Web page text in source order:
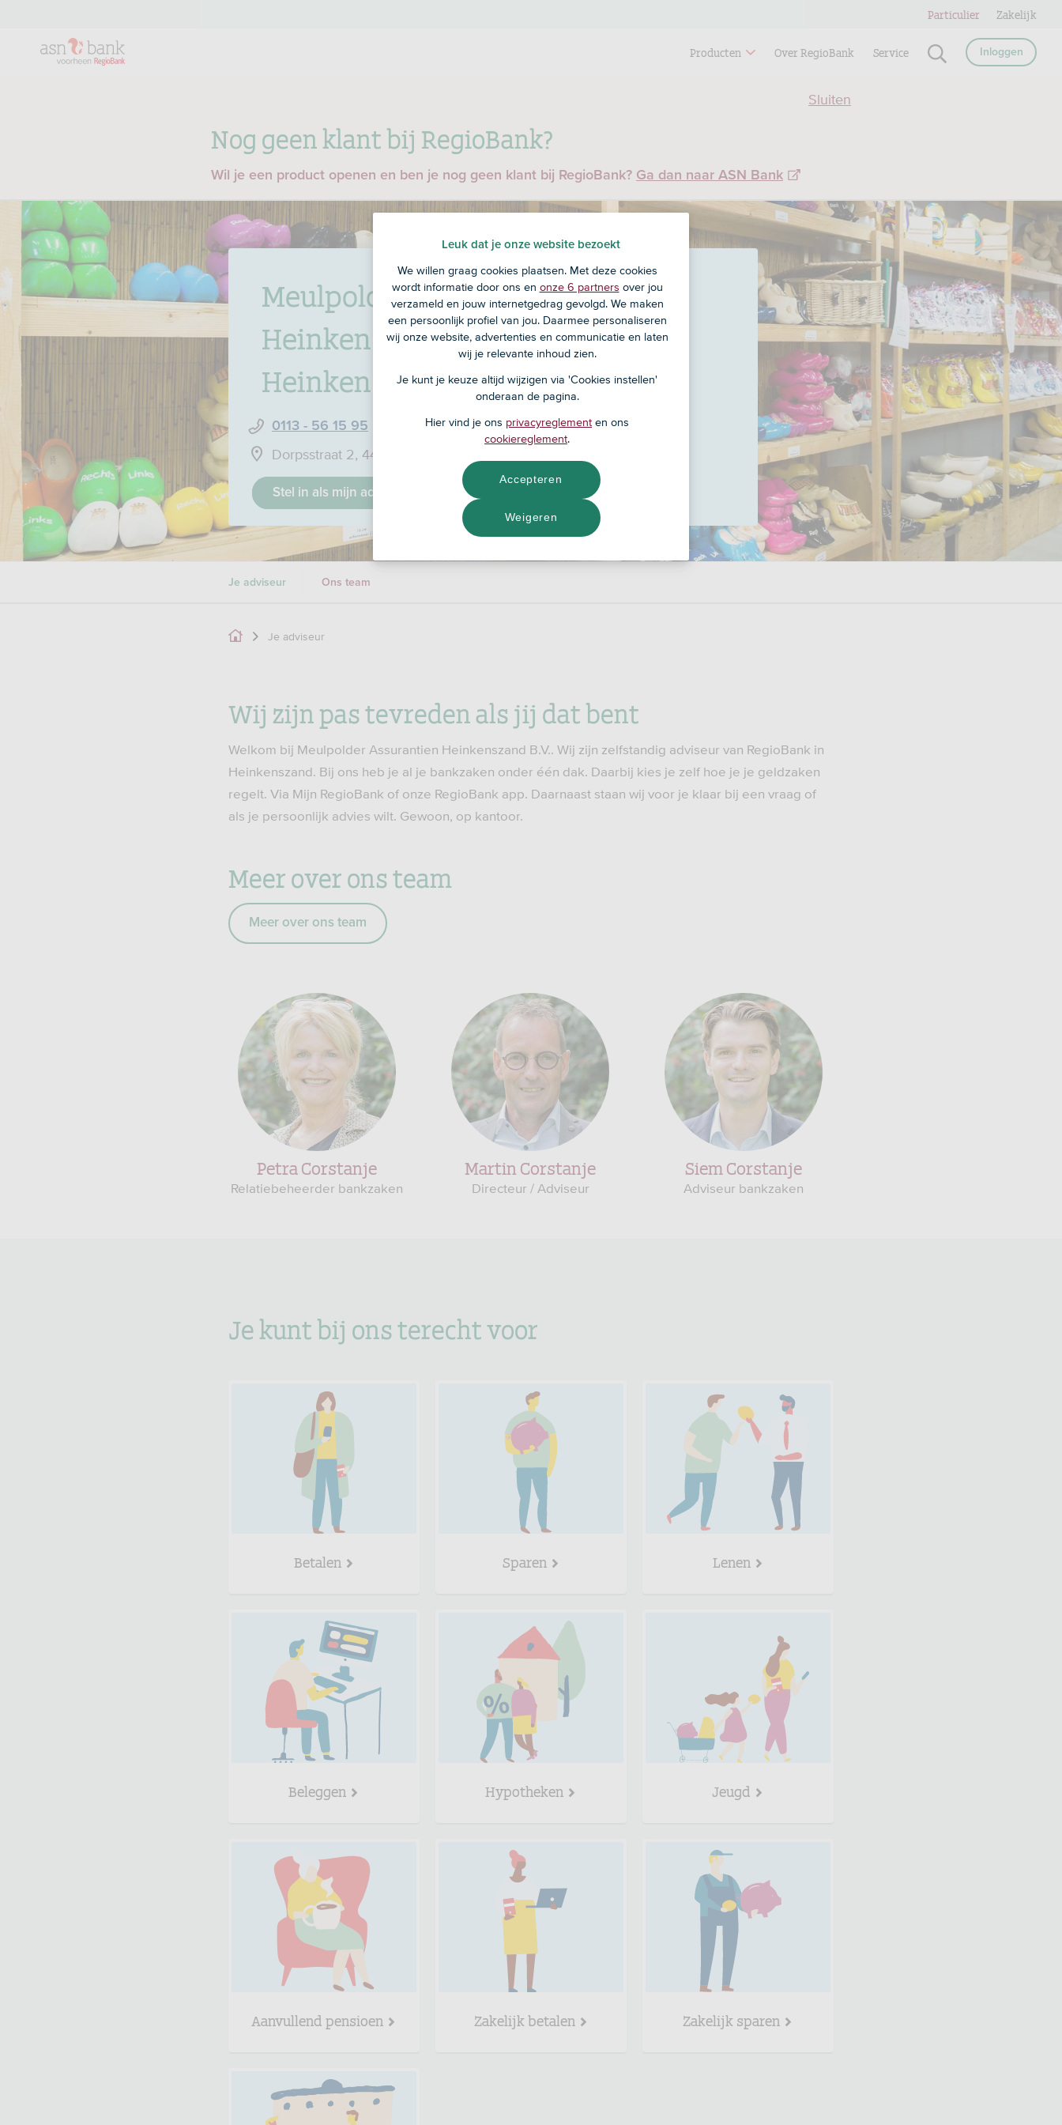
Nog geen klant bij RegioBank?
Wil je een product openen en ben je nog geen klant bij RegioBank? Ga dan naar ASN Bank
Sluiten
Producten Over RegioBank Service Inloggen
Particulier Zakelijk
Meulpolder Assurantien
Heinkenszand B.V.in
Heinkenszand
0113 - 56 15 95
Dorpsstraat 2, 4451 BC
Stel in als mijn adviseur
Je adviseur Ons team
Je adviseur
Wij zijn pas tevreden als jij dat bent
Welkom bij Meulpolder Assurantien Heinkenszand B.V.. Wij zijn zelfstandig adviseur van RegioBank in
Heinkenszand. Bij ons heb je al je bankzaken onder één dak. Daarbij kies je zelf hoe je je geldzaken
regelt. Via Mijn RegioBank of onze RegioBank app. Daarnaast staan wij voor je klaar bij een vraag of
als je persoonlijk advies wilt. Gewoon, op kantoor.
Meer over ons team
Meer over ons team
Petra Corstanje
Relatiebeheerder bankzaken
Martin Corstanje
Directeur / Adviseur
Siem Corstanje
Adviseur bankzaken
Je kunt bij ons terecht voor
Betalen Sparen Lenen
Beleggen Hypotheken Jeugd
Aanvullend pensioen Zakelijk betalen Zakelijk sparen
Leuk dat je onze website bezoekt
We willen graag cookies plaatsen. Met deze cookies
wordt informatie door ons en onze 6 partners over jou
verzameld en jouw internetgedrag gevolgd. We maken
een persoonlijk profiel van jou. Daarmee personaliseren
wij onze website, advertenties en communicatie en laten
wij je relevante inhoud zien.
Je kunt je keuze altijd wijzigen via 'Cookies instellen'
onderaan de pagina.
Hier vind je ons privacyreglement en ons
cookiereglement.
Weigeren
Accepteren